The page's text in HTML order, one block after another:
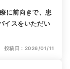
に前向きで、患
イスをいただい
投稿日：2026/01/11